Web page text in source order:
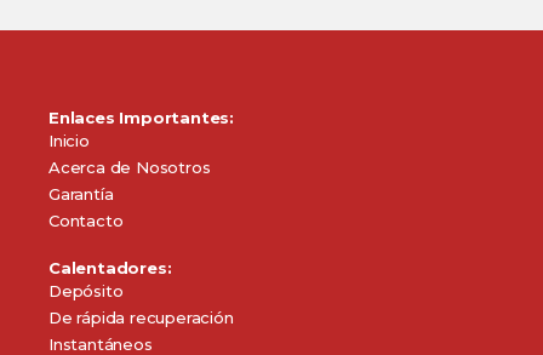
Enlaces Importantes:
Inicio
Acerca de Nosotros
Garantía
Contacto
Calentadores:
Depósito
De rápida recuperación
Instantáneos